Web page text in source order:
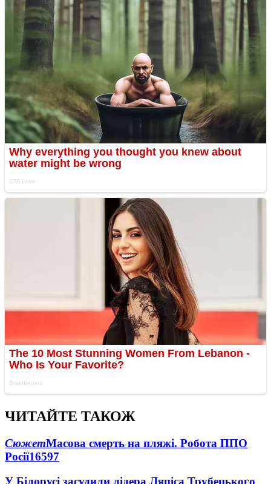
ЧИТАЙТЕ ТАКОЖ
СюжетМасова смерть на пляжі. Робота ППО
Росії16597
У Білорусі засудили лідера Ляпіса Трубецького